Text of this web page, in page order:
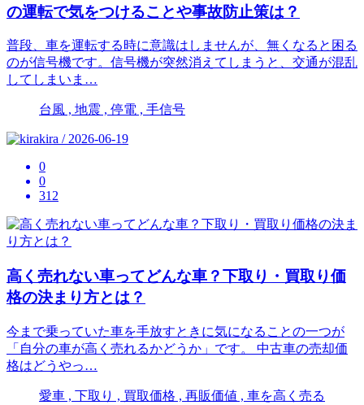
の運転で気をつけることや事故防止策は？
普段、車を運転する時に意識はしませんが、無くなると困る
のが信号機です。信号機が突然消えてしまうと、交通が混乱
してしまいま…
台風 , 地震 , 停電 , 手信号
kira / 2026-06-19
0
0
312
高く売れない車ってどんな車？下取り・買取り価
格の決まり方とは？
今まで乗っていた車を手放すときに気になることの一つが
「自分の車が高く売れるかどうか」です。 中古車の売却価
格はどうやっ…
愛車 , 下取り , 買取価格 , 再販価値 , 車を高く売る